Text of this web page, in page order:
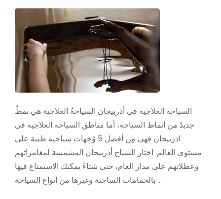
السياحة العلاجية في أذربيجان السياحةُ العلاجية هي نمطٌ
جديدٌ من أنماط السياحة، أما مناطق السياحة العلاجية في
اذربيجان فهي مِن أفضل 5 وُجهات سياحية طبية على
مستوى العالم. اختار السياح أذربيجان المشمسة لمغامراتهم
وعطلاتهم على مدار العام، حتى شتاءً يمكنك الاستمتاع فيها
بالحمامات الساخنة وغيرها من أنواع السياحة …